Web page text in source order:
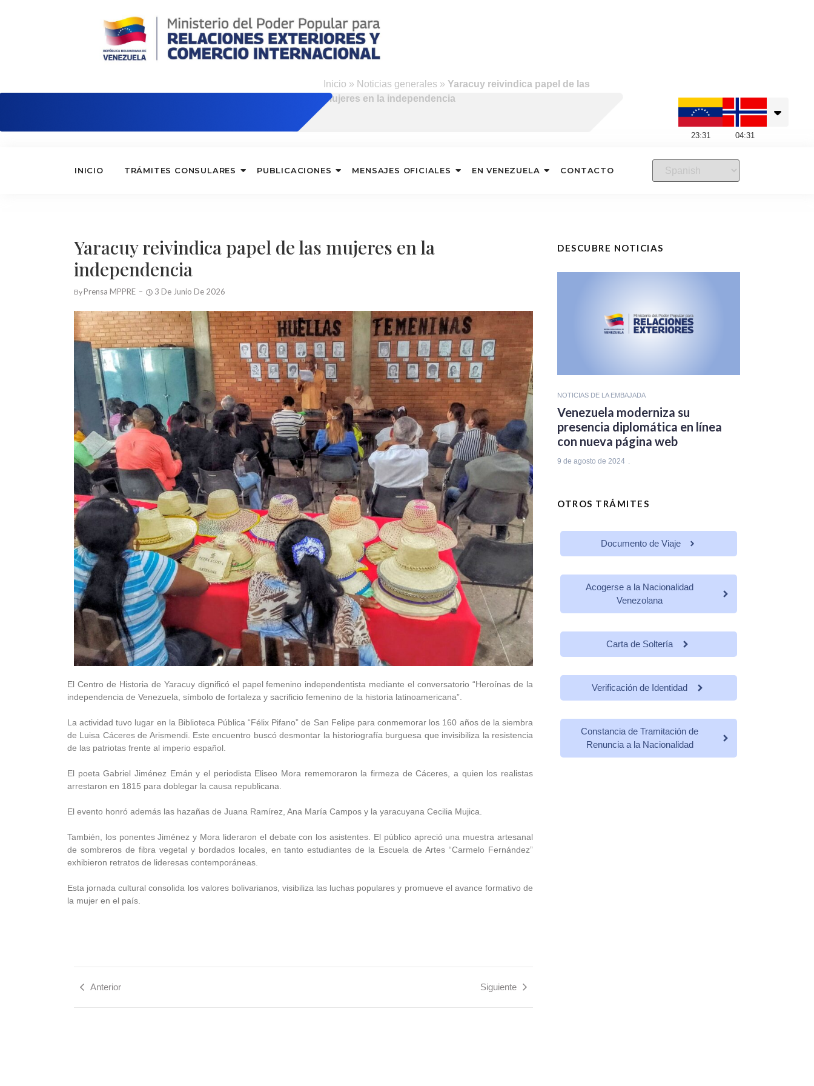
Inicio » Noticias generales »Yaracuy reivindica papel de las
mujeres en la independencia
23:31 04:31
INICIO TRÁMITES CONSULARES PUBLICACIONES MENSAJES OFICIALES EN VENEZUELA CONTACTO
Yaracuy reivindica papel de las mujeres en la
independencia
By Prensa MPPRE 3 De Junio De 2026
El Centro de Historia de Yaracuy dignificó el papel femenino independentista mediante el conversatorio “Heroínas de la
independencia de Venezuela, símbolo de fortaleza y sacrificio femenino de la historia latinoamericana”.
La actividad tuvo lugar en la Biblioteca Pública “Félix Pifano” de San Felipe para conmemorar los 160 años de la siembra
de Luisa Cáceres de Arismendi. Este encuentro buscó desmontar la historiografía burguesa que invisibiliza la resistencia
de las patriotas frente al imperio español.
El poeta Gabriel Jiménez Emán y el periodista Eliseo Mora rememoraron la firmeza de Cáceres, a quien los realistas
arrestaron en 1815 para doblegar la causa republicana.
El evento honró además las hazañas de Juana Ramírez, Ana María Campos y la yaracuyana Cecilia Mujica.
También, los ponentes Jiménez y Mora lideraron el debate con los asistentes. El público apreció una muestra artesanal
de sombreros de fibra vegetal y bordados locales, en tanto estudiantes de la Escuela de Artes “Carmelo Fernández”
exhibieron retratos de lideresas contemporáneas.
Esta jornada cultural consolida los valores bolivarianos, visibiliza las luchas populares y promueve el avance formativo de
la mujer en el país.
Anterior Siguiente
DESCUBRE NOTICIAS
NOTICIAS DE LA EMBAJADA
Venezuela moderniza su
presencia diplomática en línea
con nueva página web
9 de agosto de 2024
OTROS TRÁMITES
Documento de Viaje
Acogerse a la Nacionalidad
Venezolana
Carta de Soltería
Verificación de Identidad
Constancia de Tramitación de
Renuncia a la Nacionalidad